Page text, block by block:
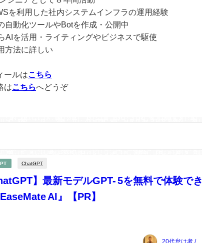
を利用した社内システムインフラの運用経験
自動化ツールやBotを作成・公開中
AIを活用・ライティングやビジネスで駆使
方法に詳しい
ールはこちら
はこちらへどうぞ
ChatGPT
】最新モデルGPT- 5を無料で体験でき
AI』【PR】